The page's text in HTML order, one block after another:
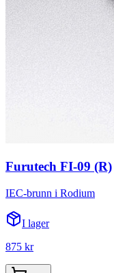
Furutech FI-09 (R)
IEC-brunn i Rodium
I lager
875 kr